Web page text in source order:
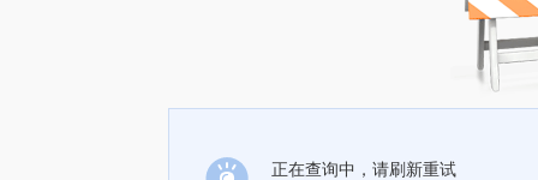
正在查询中，请刷新重试